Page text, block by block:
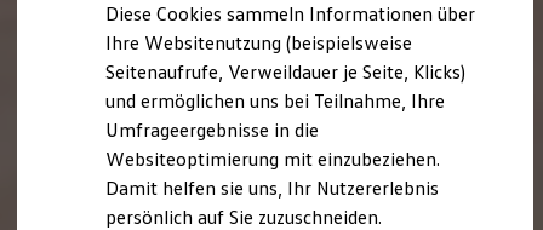
Behörden
Direktkunden
Sonderfahrzeuge
Anpfiff zum Gewinn
Elektromobilität
Elektroautos
ID. Tutorials
Elektrofahrzeugkonzepte
ID. EVERY1
Reichweite
Diese Cookies sammeln Informationen über
Ihre Websitenutzung (beispielsweise
Seitenaufrufe, Verweildauer je Seite, Klicks)
und ermöglichen uns bei Teilnahme, Ihre
Umfrageergebnisse in die
Websiteoptimierung mit einzubeziehen.
Damit helfen sie uns, Ihr Nutzererlebnis
persönlich auf Sie zuzuschneiden.